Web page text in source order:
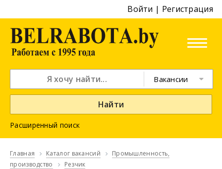
Войти | Регистрация
Вакансии
Найти
Расширенный поиск
Главная Каталог вакансий
Промышленность,
производство
Резчик